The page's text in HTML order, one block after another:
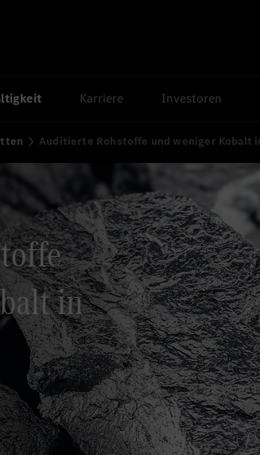
Karriere Investoren
Auditierte Rohstoffe und weniger Kobalt
in